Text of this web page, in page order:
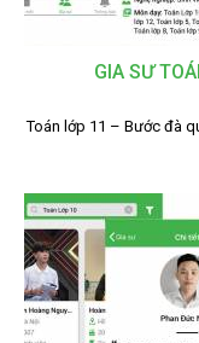
GIA SƯ
Toán lớp 11 – Bước đà